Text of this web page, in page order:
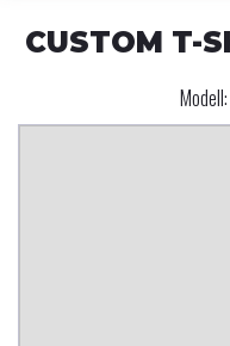
CUSTOM T-
Modell: